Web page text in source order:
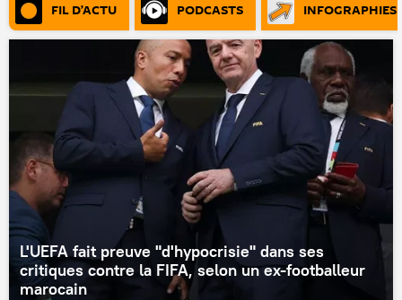
FIL D’ACTU PODCASTS INFOGRAPHIES
L'UEFA fait preuve "d'hypocrisie" dans ses
critiques contre la FIFA, selon un ex-footballeur
marocain